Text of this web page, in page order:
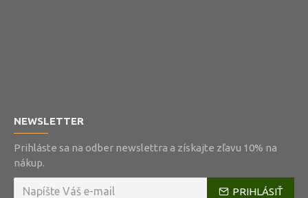
NEWSLETTER
Prihláste sa na odber newslettra a získajte zľavu 10% na
nákup.
PRIHLÁSIŤ